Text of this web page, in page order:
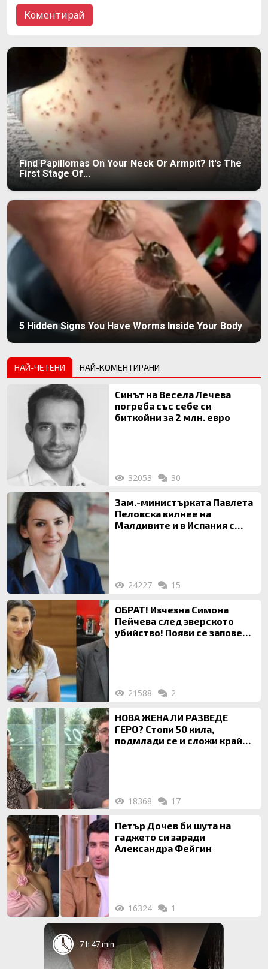
Find Papillomas On Your Neck Or Armpit? It's The
First Stage Of...
5 Hidden Signs You Have Worms Inside Your Body
НАЙ-ЧЕТЕНИ НАЙ-КОМЕНТИРАНИ
Синът на Весела Лечева
погреба със себе си
биткойни за 2 млн. евро
32053 30
Зам.-министърката Павлета
Пеловска вилнее на
Малдивите и в Испания с
24227 15
ОБРАТ! Изчезна Симона
Пейчева след зверското
убийство! Появи се заповед
21588 2
НОВА ЖЕНА ЛИ РАЗВЕДЕ
ГЕРО? Стопи 50 кила,
подмлади се и сложи край
18368 17
Петър Дочев би шута на
гаджето си заради
Александра Фейгин
16324 1
7 h 47 min